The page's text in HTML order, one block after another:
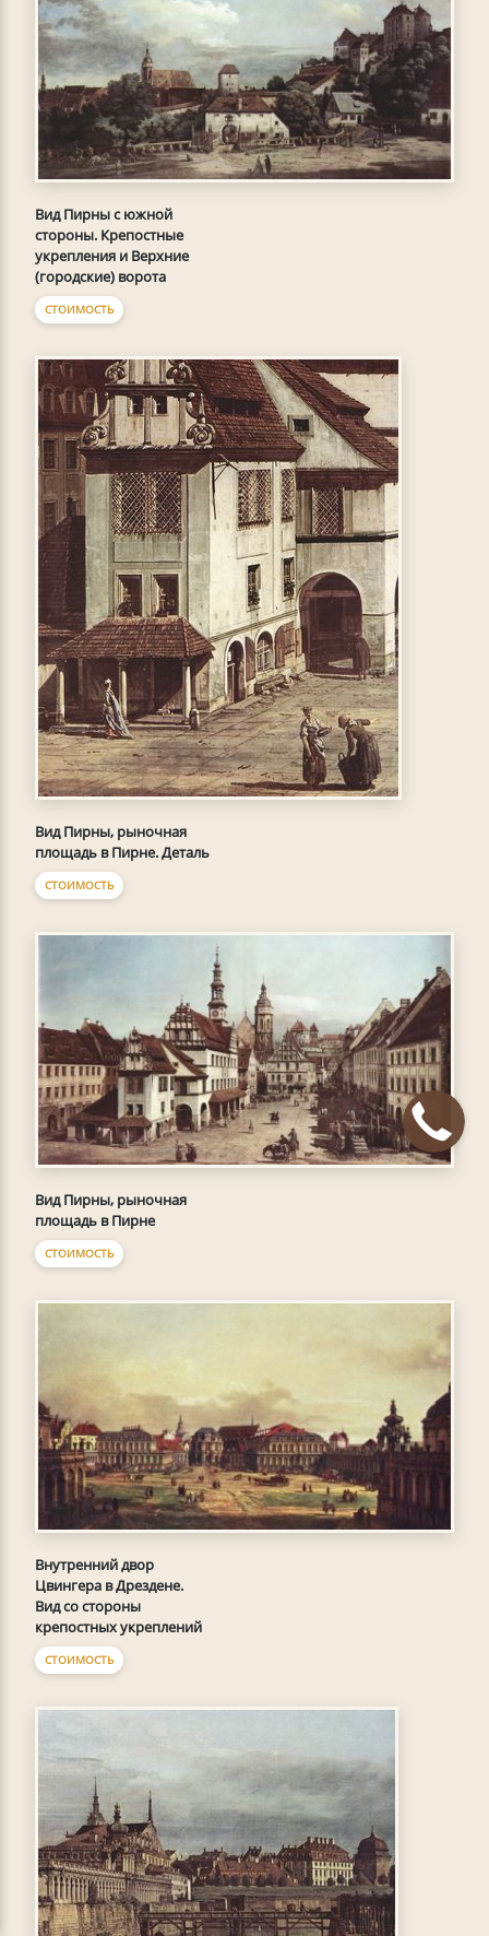
Вид Пирны с южной
стороны. Крепостные
укрепления и Верхние
(городские) ворота
СТОИМОСТЬ
Вид Пирны, рыночная
площадь в Пирне. Деталь
СТОИМОСТЬ
Вид Пирны, рыночная
площадь в Пирне
СТОИМОСТЬ
Внутренний двор
Цвингера в Дрездене.
Вид со стороны
крепостных укреплений
СТОИМОСТЬ